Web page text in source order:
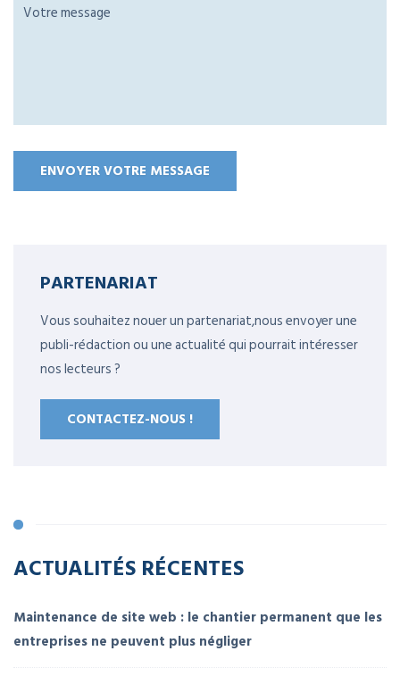
PARTENARIAT
Vous souhaitez nouer un partenariat,nous envoyer une
publi-rédaction ou une actualité qui pourrait intéresser
nos lecteurs ?
CONTACTEZ-NOUS !
ACTUALITÉS RÉCENTES
Maintenance de site web : le chantier permanent que les
entreprises ne peuvent plus négliger